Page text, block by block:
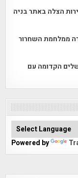
התגלו בחפירות הצלה באתר בניה
ממלחמת השחרור
הקדומה עם
Powered by